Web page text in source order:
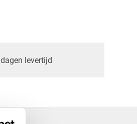
dagen levertijd